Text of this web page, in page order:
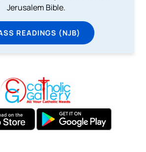
Jerusalem Bible.
READINGS (NJB)